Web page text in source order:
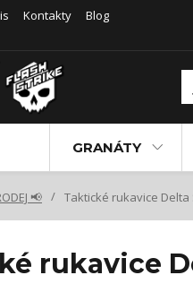
Kontakty Blog
GRANÁTY
📢 Taktické rukavice Delta
rukavice